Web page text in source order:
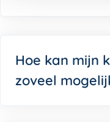
Hoe kan mijn
zoveel